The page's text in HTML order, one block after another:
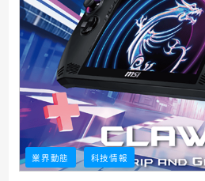
業界動態 科技情報